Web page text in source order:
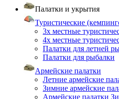
Палатки и укрытия
Туристические
3х местные
4х местные
Палатки для летней
Палатки для рыбалки
Армейские палатки
Летние армейские
Зимние армейские
Армейские палатки